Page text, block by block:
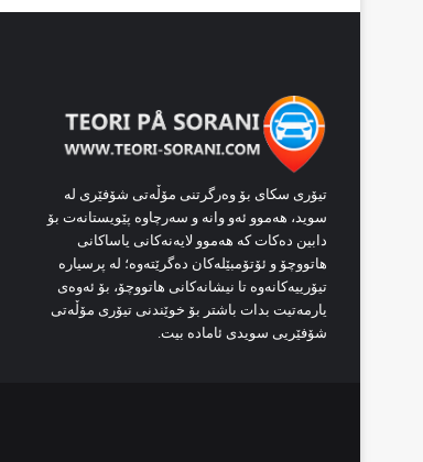
تیۆری سکای بۆ وەرگرتنی مۆڵەتی شۆفێری لە
سوید، هەموو ئەو وانە و سەرچاوە پێویستانەت بۆ
دابین دەکات کە هەموو لایەنەکانی یاساکانی
هاتووچۆ و ئۆتۆمبێلەکان دەگرێتەوە؛ لە پرسیارە
تیۆرییەکانەوە تا نیشانەکانی هاتووچۆ، بۆ ئەوەی
یارمەتیت بدات باشتر بۆ خوێندنی تیۆری مۆڵەتی
شۆفێریی سویدی ئامادە بیت.